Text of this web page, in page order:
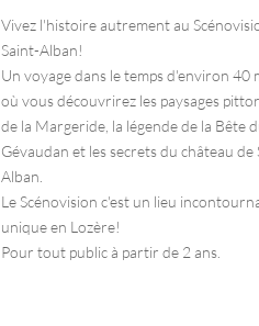
Vivez l'histoire autrement au
Saint-Alban!
Un voyage dans le temps d'environ 40
où vous découvrirez les paysages
de la Margeride, la légende de la Bête
Gévaudan et les secrets du château de
Alban.
Le Scénovision c'est un lieu
unique en Lozère!
Pour tout public à partir de 2 ans.